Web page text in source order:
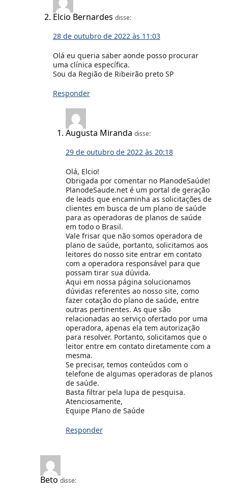
Elcio Bernardes disse:
28 de outubro de 2022 às 11:03
Olá eu queria saber aonde posso procurar
uma clínica específica.
Sou da Região de Ribeirão preto SP
Responder
Augusta Miranda disse:
29 de outubro de 2022 às 20:18
Olá, Elcio!
Obrigada por comentar no PlanodeSaúde!
PlanodeSaude.net é um portal de geração
de leads que encaminha as solicitações de
clientes em busca de um plano de saúde
para as operadoras de planos de saúde
em todo o Brasil.
Vale frisar que não somos operadora de
plano de saúde, portanto, solicitamos aos
leitores do nosso site entrar em contato
com a operadora responsável para que
possam tirar sua dúvida.
Aqui em nossa página solucionamos
dúvidas referentes ao nosso site, como
fazer cotação do plano de saúde, entre
outras pertinentes. As que são
relacionadas ao serviço ofertado por uma
operadora, apenas ela tem autorização
para resolver. Portanto, solicitamos que o
leitor entre em contato diretamente com a
mesma.
Se precisar, temos conteúdos com o
telefone de algumas operadoras de planos
de saúde.
Basta filtrar pela lupa de pesquisa.
Atenciosamente,
Equipe Plano de Saúde
Responder
Beto disse: